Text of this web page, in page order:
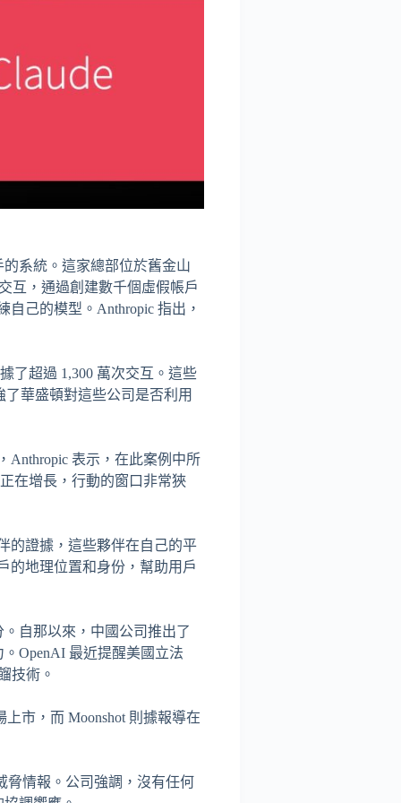
系統。這家總部位於舊金山
互，通過創建數千個虛假帳戶
己的模型。Anthropic 指出，
了超過 1,300 萬次交互。這些
華盛頓對這些公司是否利用
Anthropic 表示，在此案例中所
在增長，行動的窗口非常狹
的證據，這些夥伴在自己的平
的地理位置和身份，幫助用戶
自那以來，中國公司推出了
OpenAI 最近提醒美國立法
技術。
市，而 Moonshot 則據報導在
脅情報。公司強調，沒有任何